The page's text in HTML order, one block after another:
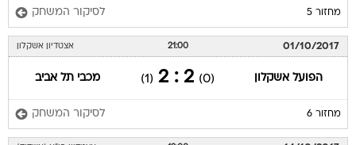
מחזור 5 לסיקור המשחק
01/10/2017
21:00 אצטדיון אשקלון
הפועל אשקלון (0)
2 : 2
(1) מכבי תל אביב
מחזור 6 לסיקור המשחק